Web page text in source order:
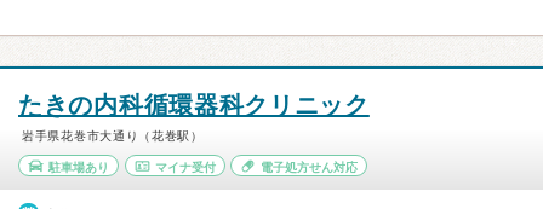
たきの内科循環器科クリニック
岩手県花巻市大通り（花巻駅）
駐車場あり マイナ受付 電子処方せん対応